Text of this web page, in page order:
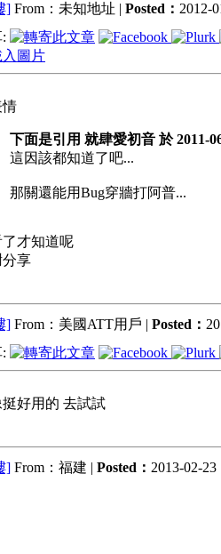
] From：未知地址 | Posted： 2012-
下面是引用 就肆愛初音 於 2011-
這因該都知道了吧...
那關還能用Bug穿牆打阿普...
才知道呢
享
] From：美國ATT用戶 | Posted：
好用的 去試試
] From：福建 | Posted： 2013-02-23